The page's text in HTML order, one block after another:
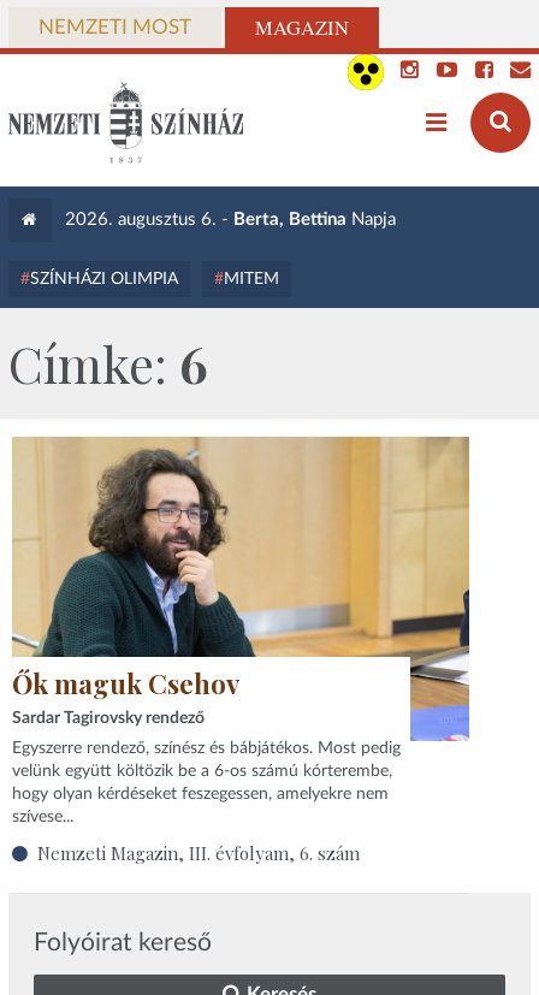
NEMZETI MOST MAGAZIN
2026. augusztus 6. - Berta, Bettina Napja
SZÍNHÁZI OLIMPIA MITEM
Címke: 6
Ők maguk Csehov
Sardar Tagirovsky rendező
Egyszerre rendező, színész és bábjátékos. Most pedig
velünk együtt költözik be a 6-os számú kórterembe,
hogy olyan kérdéseket feszegessen, amelyekre nem
szívese...
Nemzeti Magazin, III. évfolyam, 6. szám
Folyóirat kereső